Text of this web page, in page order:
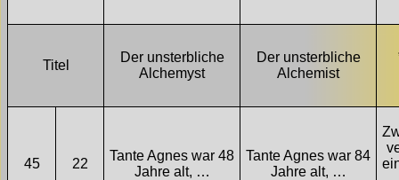
Titel
Der unsterbliche
Alchemyst
Der unsterbliche
Alchemist
45 22
Tante Agnes war 48
Jahre alt, …
Tante Agnes war 84
Jahre alt, …